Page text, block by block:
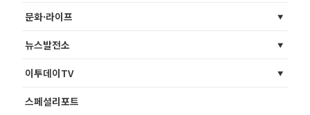
문화·라이프
뉴스발전소
이투데이TV
스페셜리포트